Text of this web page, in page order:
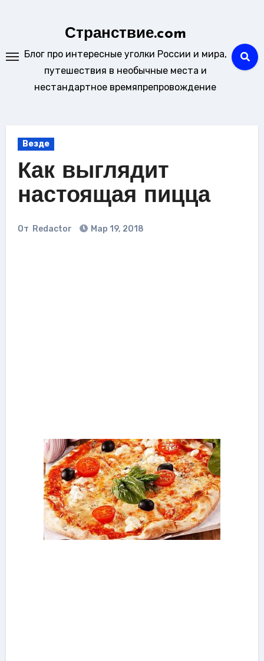
Странствие.com
Блог про интересные уголки России и мира,
путешествия в необычные места и
нестандартное времяпрепровождение
Везде
Как выглядит
настоящая пицца
От Redactor Мар 19, 2018